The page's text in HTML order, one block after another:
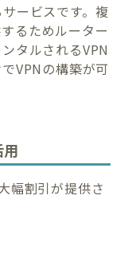
ービスです。複
るためルーター
タルされるVPN
VPNの構築が可
幅割引が提供さ